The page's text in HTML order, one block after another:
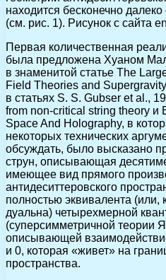
находится бесконечно
(см. рис. 1). Рисунок с сайта
Первая количественная
была предложена Хуаном
в знаменитой статье The
Field Theories and
в статьях S. S. Gubser et al.,
from non-critical string theory и
Space And Holography, в
некоторых технических
обсуждать, было высказано
струн, описывающая
имеющее вид прямого
антидеситтеровского
полностью эквивалента (или,
дуальна) четырехмерной
(суперсимметричной теории
описывающей
и 0, которая «живет» на
пространства.